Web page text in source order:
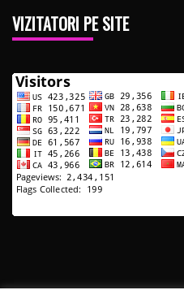
VIZITATORI PE SITE